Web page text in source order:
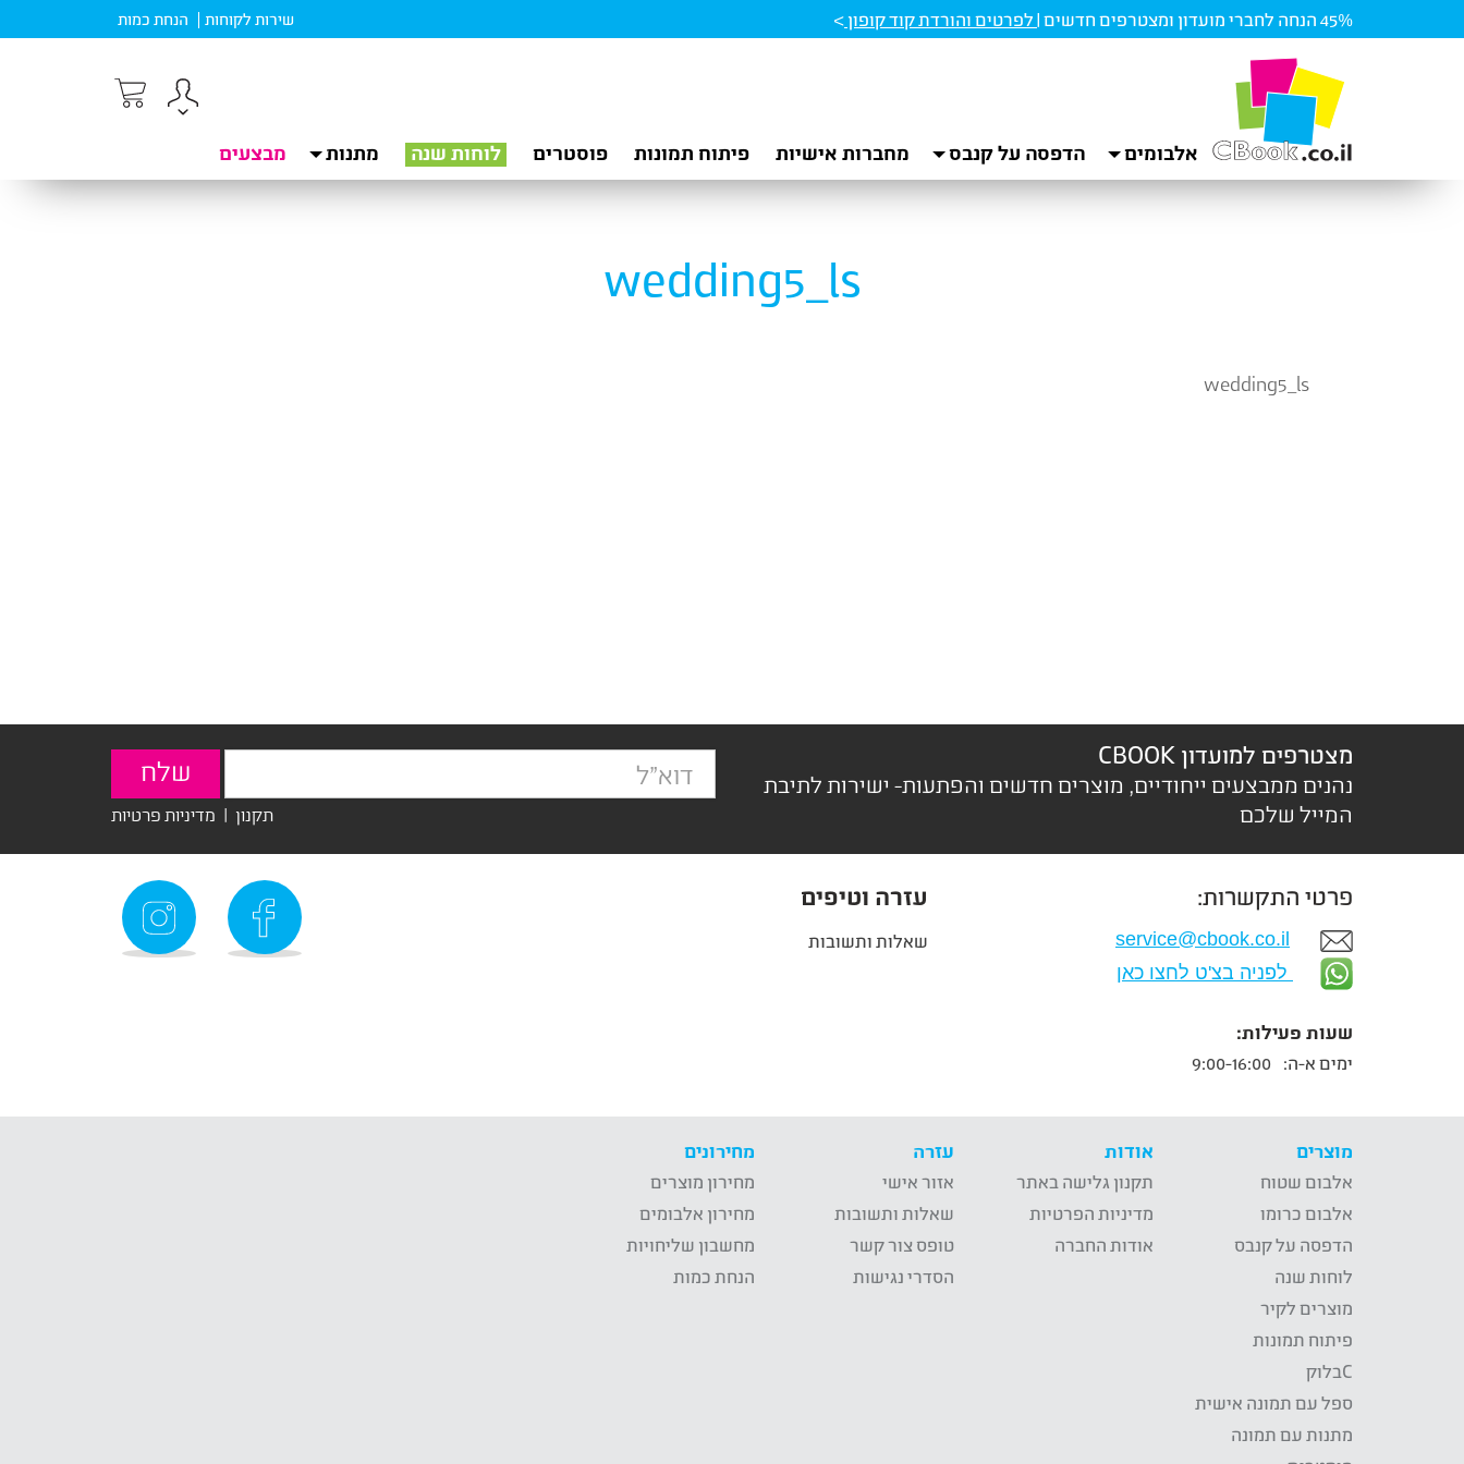
45% הנחה לחברי מועדון ומצטרפים חדשים | לפרטים והורדת קוד קופון> שירות לקוחות הנחת כמות
אלבומים הדפסה על קנבס מחברות אישיות פיתוח תמונות פוסטרים לוחות שנה מתנות מבצעים
wedding5_ls
wedding5_ls
מצטרפים למועדון CBOOK
נהנים ממבצעים ייחודיים, מוצרים חדשים והפתעות- ישירות לתיבת
המייל שלכם
תקנון | מדיניות פרטיות
פרטי התקשרות:
service@cbook.co.il
לפניה בצ'ט לחצו כאן
שעות פעילות:
ימים א-ה:
עזרה וטיפים
שאלות ותשובות
מוצרים
אלבום שטוח
אלבום כרומו
הדפסה על קנבס
לוחות שנה
מוצרים לקיר
פיתוח תמונות
Cבלוק
ספל עם תמונה אישית
מתנות עם תמונה
אודות
תקנון גלישה באתר
מדיניות הפרטיות
אודות החברה
עזרה
אזור אישי
שאלות ותשובות
טופס צור קשר
הסדרי נגישות
מחירונים
מחירון מוצרים
מחירון אלבומים
מחשבון שליחויות
הנחת כמות